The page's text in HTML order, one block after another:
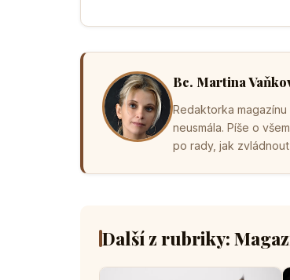
Bc. Martina
Redaktorka
neusmála. Píše o
po rady, jak
Další z rubriky: